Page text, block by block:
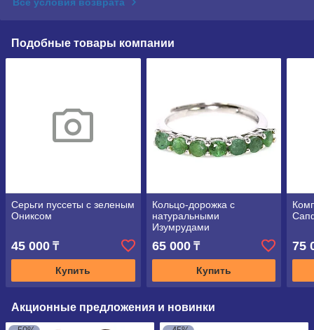
Подобные товары компании
Серьги пуссеты с зеленым
Ониксом
45 000 ₸
Купить
Кольцо-дорожка с
натуральными
Изумрудами
65 000₸
Купить
75
Акционные предложения и новинки